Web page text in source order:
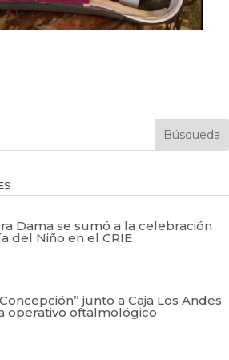
Dama se sumó a la celebración
del Niño en el CRIE
junto a Caja Los Andes
operativo oftalmológico